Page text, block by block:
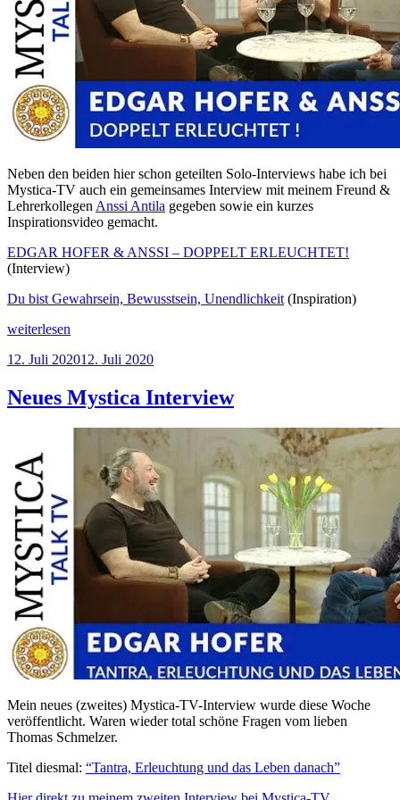
Neben den beiden hier schon geteilten Solo-Interviews habe ich bei
Mystica-TV auch ein gemeinsames Interview mit meinem Freund &
Lehrerkollegen Anssi Antila gegeben sowie ein kurzes
Inspirationsvideo gemacht.
EDGAR HOFER & ANSSI – DOPPELT ERLEUCHTET!
(Interview)
Du bist Gewahrsein, Bewusstsein, Unendlichkeit (Inspiration)
„Weitere
mit
auf
Mystica-
weiterlesen
Veröffentlicht
12. Juli 202012. Juli 2020
Neues Mystica Interview
Mein neues (zweites) Mystica-TV-Interview wurde diese Woche
veröffentlicht. Waren wieder total schöne Fragen vom lieben
Thomas Schmelzer.
Titel diesmal: “Tantra, Erleuchtung und das Leben danach”
„Neues